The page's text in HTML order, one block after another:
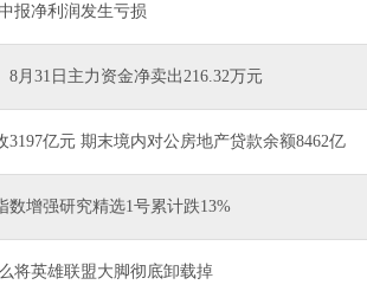
报净利润发生亏损
8月31日主力资金净卖出216.32万元
3197亿元 期末境内对公房地产贷款余额8462亿
数增强研究精选1号累计跌13%
将英雄联盟大脚彻底卸载掉